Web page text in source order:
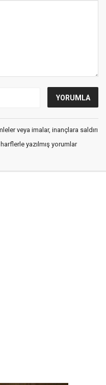
veya imalar, inançlara saldırı
yazılmış yorumlar